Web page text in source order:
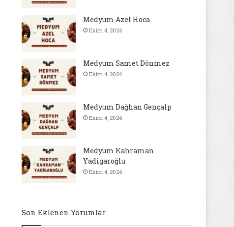
Medyum Azel Hoca
Ekim 4, 2024
Medyum Samet Dönmez
Ekim 4, 2024
Medyum Dağhan Gençalp
Ekim 4, 2024
Medyum Kahraman
Yadigaroğlu
Ekim 4, 2024
Son Eklenen Yorumlar